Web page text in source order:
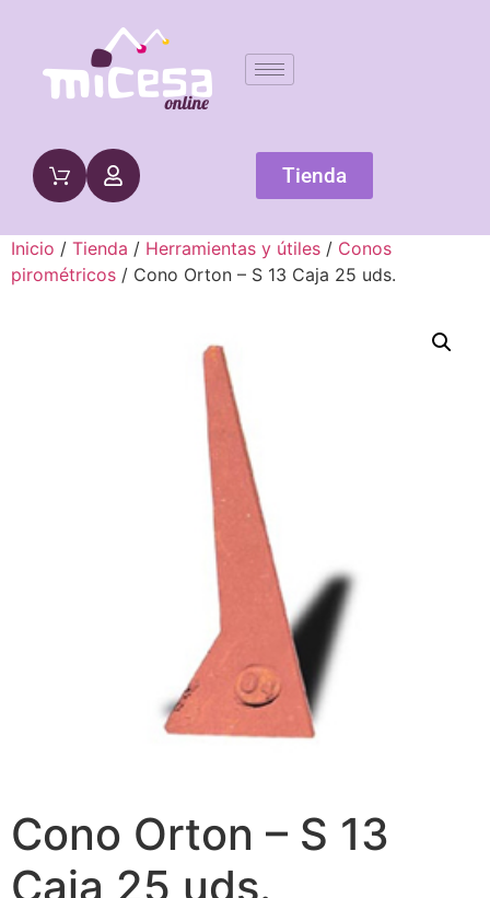
Tienda
Inicio / Tienda / Herramientas y útiles / Conos
pirométricos / Cono Orton – S 13 Caja 25 uds.
Cono Orton – S 13
Caja 25 uds.